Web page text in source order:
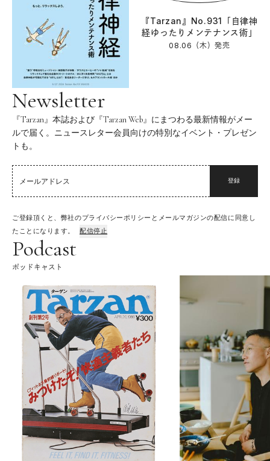
『Tarzan』No.931「自律神
経ゆったりメンテナンス術」
08.06（木）発売
Newsletter
『Tarzan』本誌および『Tarzan Web』にまつわる最新情報がメー
ルで届く。ニュースレター会員向けの特別なイベント・プレゼン
トも。
登録
ご登録頂くと、弊社のプライバシーポリシーとメールマガジンの配信に同意し
たことになります。
配信停止
Podcast
ポッドキャスト